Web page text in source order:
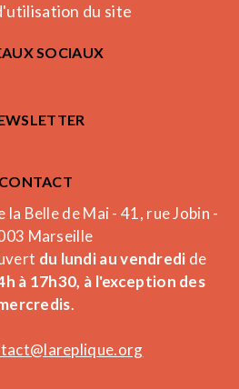
du site
SOCIAUX
CONTACT
la Belle de Mai - 41, rue Jobin -
Marseille
du lundi au vendredi de
à 17h30, à l'exception des
.